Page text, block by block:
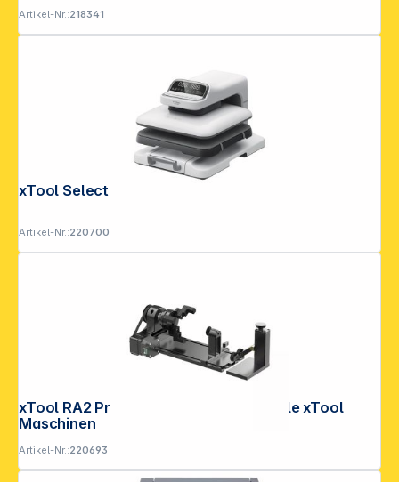
Artikel-Nr.:218341
Artikel-Nr.:220700
xTool RA2 Pro Rotations Erweit. für alle xTool
Maschinen
Artikel-Nr.:220693